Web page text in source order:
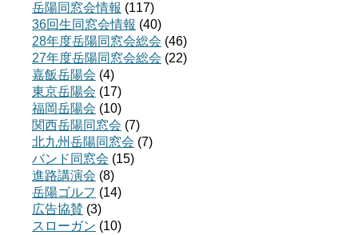
岳陽同窓会情報 (117)
36回生同窓会情報 (40)
28年度岳陽同窓会総会 (46)
27年度岳陽同窓会総会 (22)
嘉飯岳陽会 (4)
東京岳陽会 (17)
福岡岳陽会 (10)
関西岳陽同窓会 (7)
北九州岳陽同窓会 (7)
バンド同窓会 (15)
進路講演会 (8)
岳陽ゴルフ (14)
広告協賛 (3)
スローガン (10)